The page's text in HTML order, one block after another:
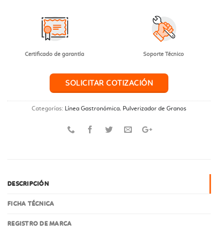
Certificado de garantía Soporte Técnico
SOLICITAR COTIZACIÓN
Categorías: Línea Gastronómica, Pulverizador de Granos
DESCRIPCIÓN
FICHA TÉCNICA
REGISTRO DE MARCA